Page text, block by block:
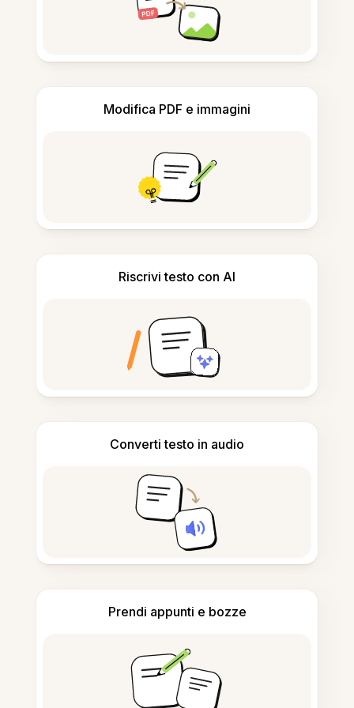
Modifica PDF e immagini
Riscrivi testo con AI
Converti testo in audio
Prendi appunti e bozze